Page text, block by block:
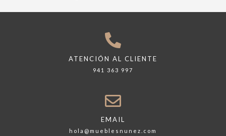
ATENCIÓN AL CLIENTE
941 363 997
EMAIL
hola@mueblesnunez.com